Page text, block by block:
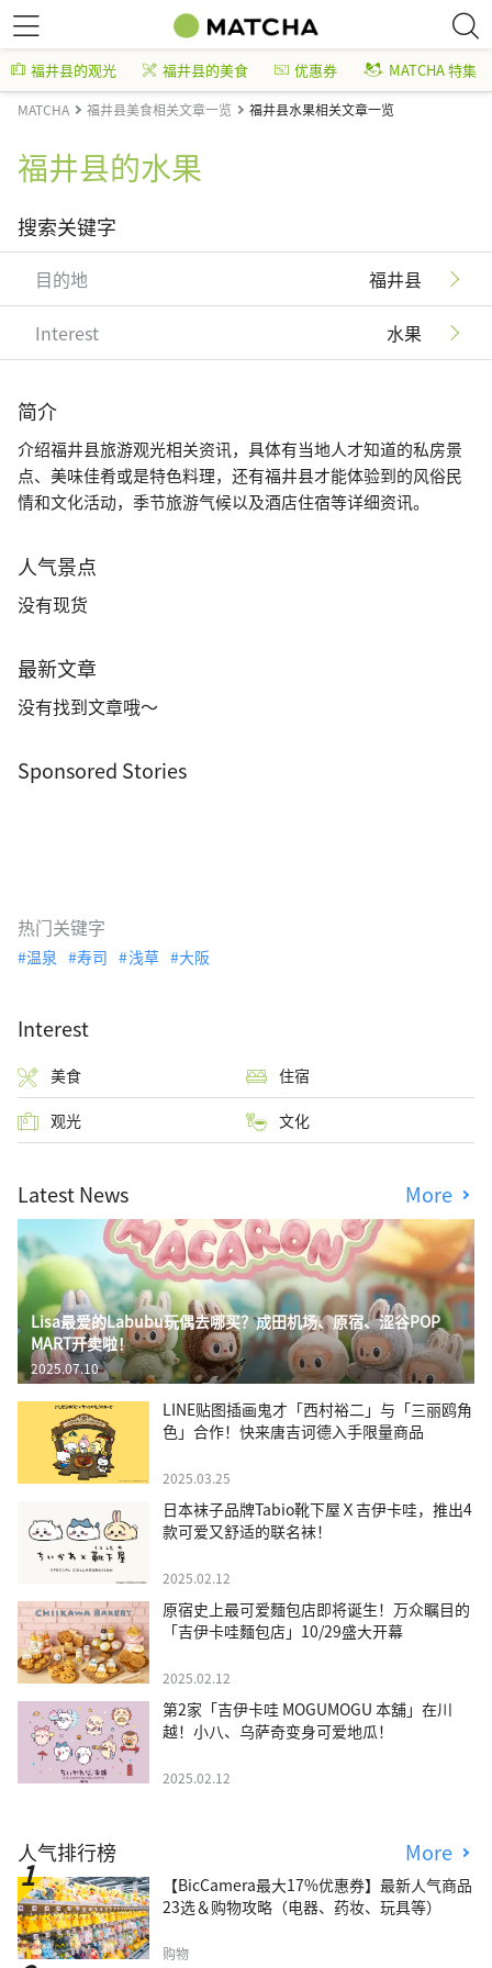
福井县的观光 福井县的美食 优惠券 MATCHA 特集
MATCHA 福井县美食相关文章一览 福井县水果相关文章一览
福井县的水果
搜索关键字
目的地 福井县
Interest 水果
简介
介绍福井县旅游观光相关资讯，具体有当地人才知道的私房景
点、美味佳肴或是特色料理，还有福井县才能体验到的风俗民
情和文化活动，季节旅游气候以及酒店住宿等详细资讯。
人气景点
没有现货
最新文章
没有找到文章哦～
Sponsored Stories
热门关键字
温泉 寿司 浅草 大阪
Interest
美食 住宿
观光 文化
Latest News More
Lisa最爱的Labubu玩偶去哪买？成田机场、原宿、涩谷POP
MART开卖啦！
2025.07.10
LINE贴图插画鬼才「西村裕二」与「三丽鸥角
色」合作！快来唐吉诃德入手限量商品
2025.03.25
日本袜子品牌Tabio靴下屋Ｘ吉伊卡哇，推出4
款可爱又舒适的联名袜！
2025.02.12
原宿史上最可爱麵包店即将诞生！万众瞩目的
「吉伊卡哇麵包店」10/29盛大开幕
2025.02.12
第2家「吉伊卡哇 MOGUMOGU 本舖」在川
越！小八、乌萨奇变身可爱地瓜！
2025.02.12
人气排行榜 More
【BicCamera最大17%优惠券】最新人气商品
23选＆购物攻略（电器、药妆、玩具等）
购物